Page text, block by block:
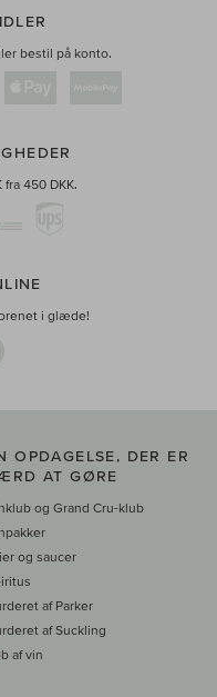
bestil på konto.
fra 450 DKK.
i glæde!
OPDAGELSE, DER ER
AT GØRE
og Grand Cru-klub
og saucer
af Parker
af Suckling
af vin